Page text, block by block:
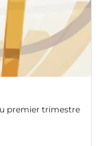
premier trimestre